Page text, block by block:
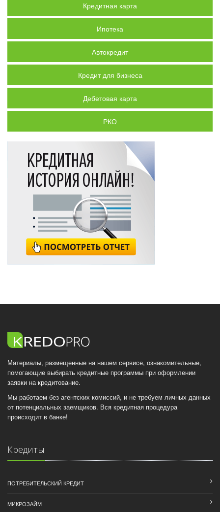
Кредитная карта
Ипотека
Автокредит
Кредит для бизнеса
Дебетовая карта
РКО
Материалы, размещенные на нашем сервисе, ознакомительные,
помогающие выбирать кредитные программы при оформлении
заявки на кредитование.
Мы работаем без агентских комиссий, и не требуем личных данных
от потенциальных заемщиков. Вся кредитная процедура
происходит в банке!
Кредиты
ПОТРЕБИТЕЛЬСКИЙ КРЕДИТ
МИКРОЗАЙМ